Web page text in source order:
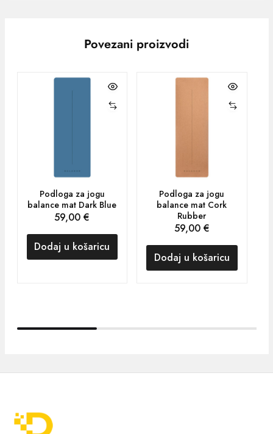
Povezani proizvodi
Podloga za jogu
balance mat Dark Blue
59,00€
Dodaj u košaricu
Podloga za jogu
balance mat Cork
Rubber
59,00 €
Dodaj u košaricu